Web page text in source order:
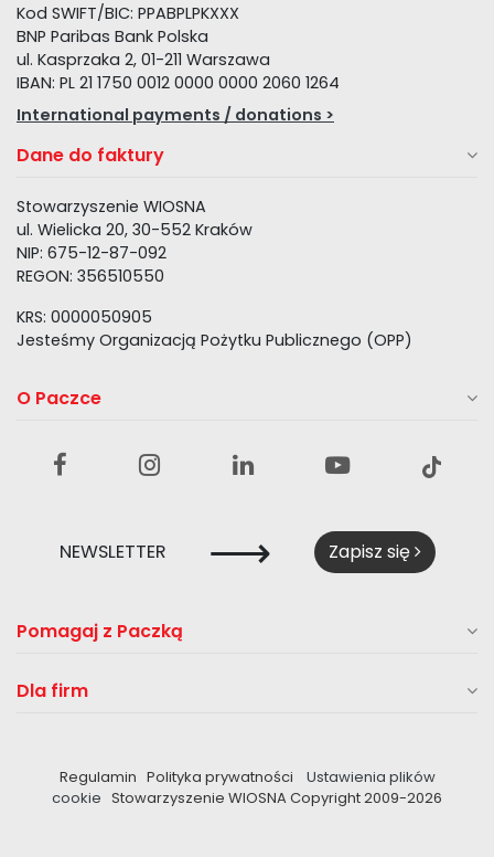
Kod SWIFT/BIC: PPABPLPKXXX
BNP Paribas Bank Polska
ul. Kasprzaka 2, 01-211 Warszawa
IBAN: PL 21 1750 0012 0000 0000 2060 1264
International payments / donations >
Dane do faktury
Stowarzyszenie WIOSNA
ul. Wielicka 20, 30-552 Kraków
NIP: 675-12-87-092
REGON: 356510550
KRS: 0000050905
Jesteśmy Organizacją Pożytku Publicznego (OPP)
O Paczce
NEWSLETTER ⟶ Zapisz się
Pomagaj z Paczką
Dla firm
Regulamin Polityka prywatności
Ustawienia plików
cookie Stowarzyszenie WIOSNA Copyright 2009-2026